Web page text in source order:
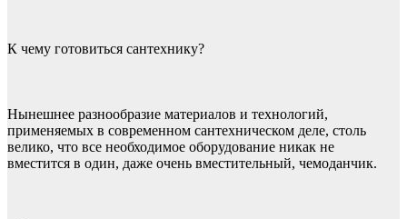
К чему готовиться сантехнику?
Нынешнее разнообразие материалов и технологий,
применяемых в современном сантехническом деле, столь
велико, что все необходимое оборудование никак не
вместится в один, даже очень вместительный, чемоданчик.